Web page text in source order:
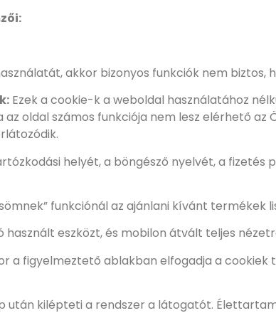
akkor bizonyos funkciók nem biztos,
Ezek a cookie-k a weboldal használatához
oldal számos funkciója nem lesz elérhető az
helyét, a böngésző nyelvét, a
funkciónál az ajánlani kívánt
használt eszközt, és mobilon átvált teljes
a figyelmeztető ablakban elfogadja a
után kilépteti a rendszer a látogatót.